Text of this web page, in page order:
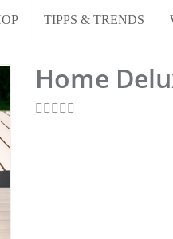
TIPPS & TRENDS
Home